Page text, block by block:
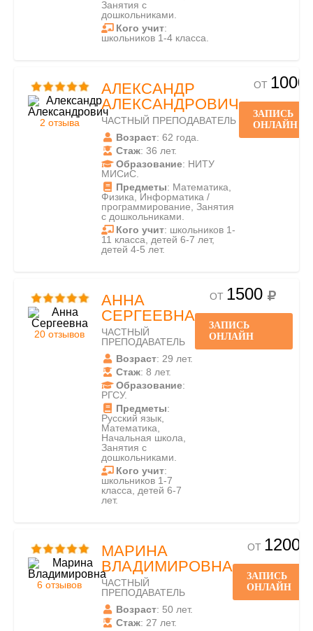
Занятия с
дошкольниками.
Кого учит:
школьников 1-4 класса.
2 отзыва
АЛЕКСАНДР
АЛЕКСАНДРОВИЧ
ЧАСТНЫЙ ПРЕПОДАВАТЕЛЬ
Возраст: 62 года.
Стаж: 36 лет.
Образование: НИТУ
МИСиС.
Предметы: Математика,
Физика, Информатика /
программирование, Занятия
с дошкольниками.
Кого учит: школьников 1-
11 класса, детей 6-7 лет,
детей 4-5 лет.
ОТ 1000
ЗАПИСЬ
ОНЛАЙН
20 отзывов
АННА
СЕРГЕЕВНА
ЧАСТНЫЙ
ПРЕПОДАВАТЕЛЬ
Возраст: 29 лет.
Стаж: 8 лет.
Образование:
РГСУ.
Предметы:
Русский язык,
Математика,
Начальная школа,
Занятия с
дошкольниками.
Кого учит:
школьников 1-7
класса, детей 6-7
лет.
ОТ 1500
ЗАПИСЬ
ОНЛАЙН
6 отзывов
МАРИНА
ВЛАДИМИРОВНА
ЧАСТНЫЙ
ПРЕПОДАВАТЕЛЬ
Возраст: 50 лет.
Стаж: 27 лет.
ОТ 1200
ЗАПИСЬ
ОНЛАЙН